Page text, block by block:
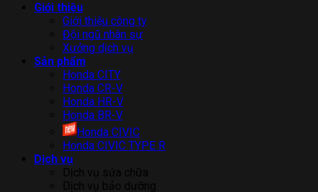
Giới thiệu
Giới thiệu công ty
Đội ngũ nhân sự
Xưởng dịch vụ
Sản phẩm
Honda CITY
Honda CR-V
Honda HR-V
Honda BR-V
Honda CIVIC
Honda CIVIC TYPE R
Dịch vụ